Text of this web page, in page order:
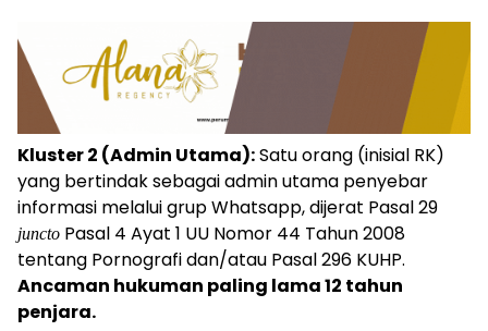
Kluster 2 (Admin Utama):Satu orang (inisial RK)
yang bertindak sebagai admin utama penyebar
informasi melalui grup Whatsapp, dijerat Pasal 29
juncto Pasal 4 Ayat 1 UU Nomor 44 Tahun 2008
tentang Pornografi dan/atau Pasal 296 KUHP.
Ancaman hukuman paling lama 12 tahun
penjara.